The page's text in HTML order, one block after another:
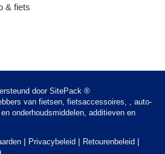
& fiets
door SitePack ®
van fietsen, fietsaccessoires, , auto-
onderhoudsmiddelen, additieven en
Privacybeleid
Retourenbeleid